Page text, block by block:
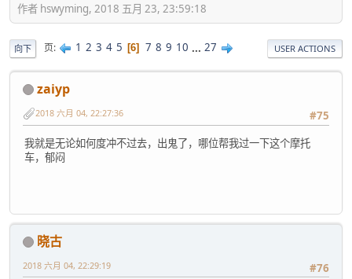
作者 hswyming, 2018 五月 23, 23:59:18
向下 页 1 2 3 4 5 6 7 8 9 10 ... 27 USER ACTIONS
zaiyp
#75
2018 六月 04, 22:27:36
我就是无论如何度冲不过去，出鬼了，哪位帮我过一下这个摩托
车，郁闷
晓古
#76
2018 六月 04, 22:29:19